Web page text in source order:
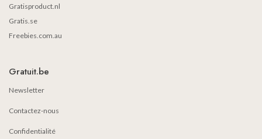
Gratisproduct.nl
Gratis.se
Freebies.com.au
Gratuit.be
Newsletter
Contactez-nous
Confidentialité